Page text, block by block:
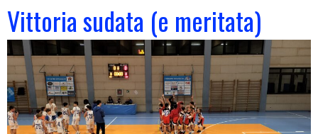
Vittoria sudata (e meritata)